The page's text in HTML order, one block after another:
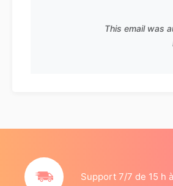
This email was
Support 7/7 de 15 h